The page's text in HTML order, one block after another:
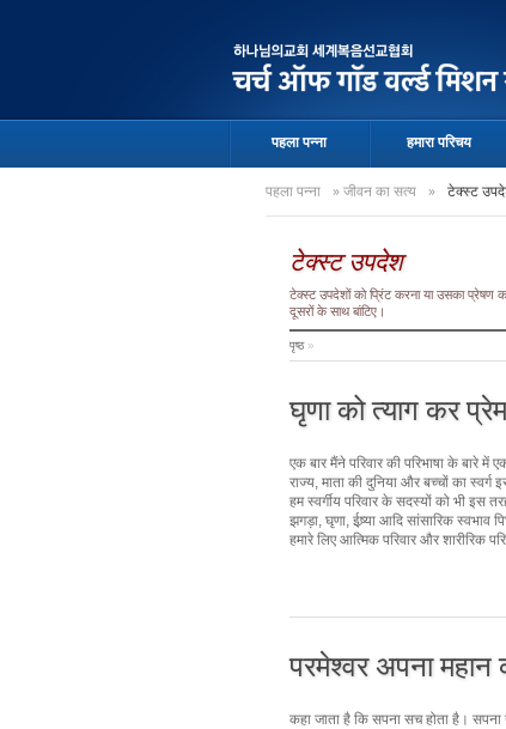
पहला पन्ना हमारा परिचय
पहला पन्ना »जीवन का सत्य » टेक्स्ट
टेक्स्ट उपदेश
टेक्स्ट उपदेशों को प्रिंट करना या उसका
दूसरों के साथ बांटिए।
पृष्ठ »
घृणा को त्याग कर
एक बार मैंने परिवार की परिभाषा के बारे में
राज्य, माता की दुनिया और बच्चों का
हम स्वर्गीय परिवार के सदस्यों को भी इस
झगड़ा, घृणा, ईष्र्या आदि सांसारिक
हमारे लिए आत्मिक परिवार और शारीरिक
परमेश्वर अपना महान
कहा जाता है कि सपना सच होता है।